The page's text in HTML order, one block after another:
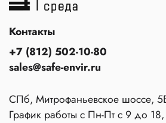
Контакты
+7 (812) 502-10-80
sales@safe-envir.ru
СПб, Митрофаньевское шоссе,
График работы с Пн-Пт с 9 до